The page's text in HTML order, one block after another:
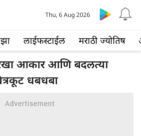
लाईफस्टाईल मराठी ज्योतिष
Thu, 6 Aug 2026
आकार आणि बदलत्या
धबधबा